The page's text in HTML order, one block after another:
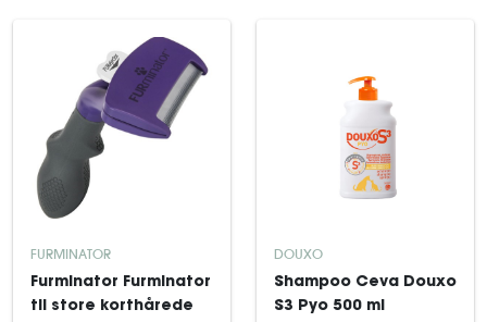
FURMINATOR
Furminator Furminator
til store korthårede
DOUXO
Shampoo Ceva Douxo
S3 Pyo 500 ml